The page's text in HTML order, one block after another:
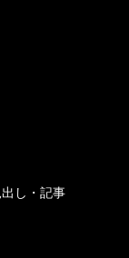
し・記事